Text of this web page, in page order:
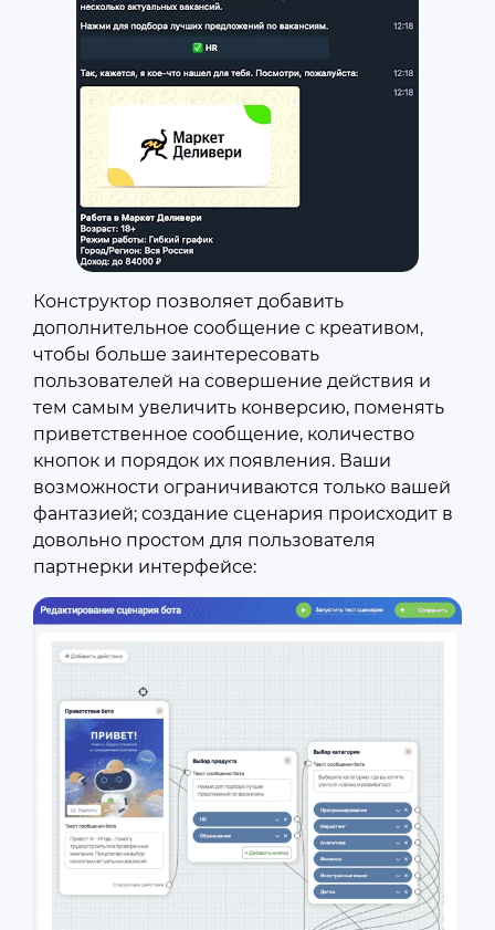
Конструктор позволяет добавить
дополнительное сообщение с креативом,
чтобы больше заинтересовать
пользователей на совершение действия и
тем самым увеличить конверсию, поменять
приветственное сообщение, количество
кнопок и порядок их появления. Ваши
возможности ограничиваются только вашей
фантазией; создание сценария происходит в
довольно простом для пользователя
партнерки интерфейсе: